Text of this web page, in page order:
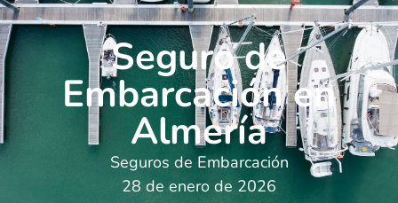
Seguro de
Embarcación en
Almería
Seguros de Embarcación
28 de enero de 2026